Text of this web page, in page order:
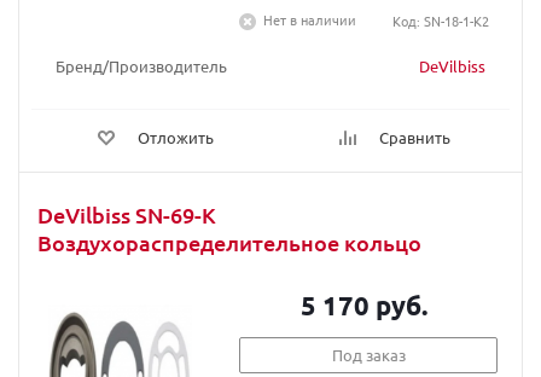
Бренд/Производитель DeVilbiss
Отложить Сравнить
Нет в наличии
Код: SN-18-1-K2
DeVilbiss SN-69-K
Воздухораспределительное кольцо
5 170 руб.
Под заказ